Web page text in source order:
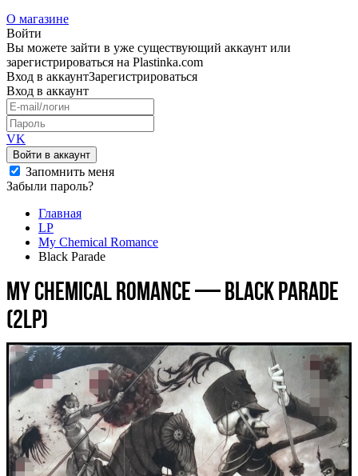
О магазине
Войти
Вы можете зайти в уже существующий аккаунт или
зарегистрироваться на Plastinka.com
Вход в аккаунтЗарегистрироваться
Вход в аккаунт
VK
Войти в аккаунт
Запомнить меня
Забыли пароль?
Главная
LP
My Chemical Romance
Black Parade
My Chemical Romance — Black Parade
(2LP)